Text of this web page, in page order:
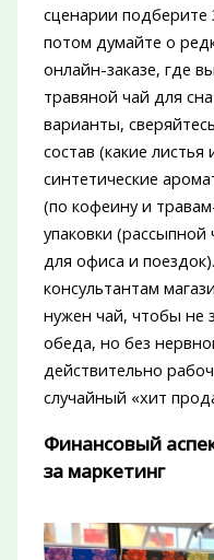
сценарии подберите
потом думайте о
онлайн-заказе, где
травяной чай для
варианты,
состав (какие листья
синтетические
(по кофеину и
упаковки
для офиса и
консультантам
нужен чай, чтобы не
обеда, но без
действительно
случайный «хит
Финансовый
за маркетинг